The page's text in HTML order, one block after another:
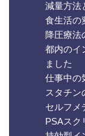
減量方法
食生活の
降圧療法
都内のイ
ました
仕事中の
スタチン
セルフメ
PSAスク